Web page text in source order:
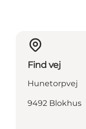
Find vej
Hunetorpvej
9492 Blokhus